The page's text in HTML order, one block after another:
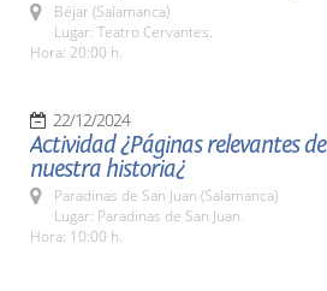
Béjar (Salamanca)
Lugar: Teatro Cervantes.
Hora: 20:00 h.
22/12/2024
Actividad ¿Páginas relevantes de
nuestra historia¿
Paradinas de San Juan (Salamanca)
Lugar: Paradinas de San Juan.
Hora: 10:00 h.